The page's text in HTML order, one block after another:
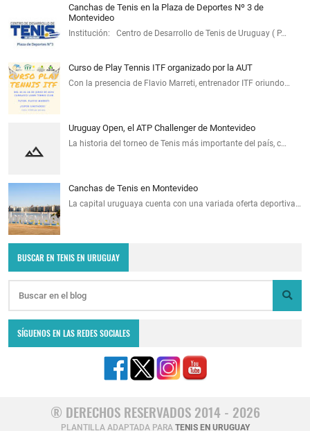
Canchas de Tenis en la Plaza de Deportes Nº 3 de
Montevideo
Institución: Centro de Desarrollo de Tenis de Uruguay ( P…
Curso de Play Tennis ITF organizado por la AUT
Con la presencia de Flavio Marreti, entrenador ITF oriundo…
Uruguay Open, el ATP Challenger de Montevideo
La historia del torneo de Tenis más importante del país, c…
Canchas de Tenis en Montevideo
La capital uruguaya cuenta con una variada oferta deportiva…
BUSCAR EN TENIS EN URUGUAY
SÍGUENOS EN LAS REDES SOCIALES
® DERECHOS RESERVADOS 2014 - 2026
PLANTILLA ADAPTADA PARA TENIS EN URUGUAY